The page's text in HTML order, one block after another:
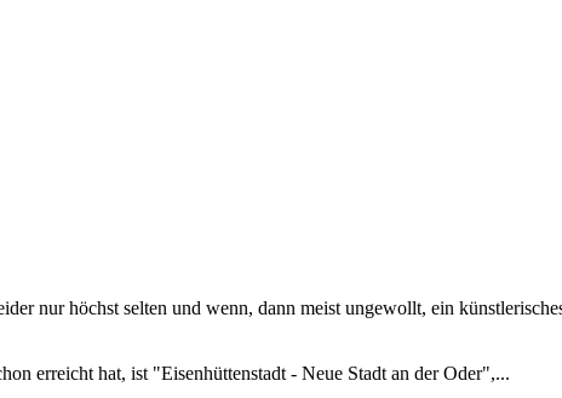
nur höchst selten und wenn, dann meist ungewollt, ein
erreicht hat, ist "Eisenhüttenstadt - Neue Stadt an der Oder",...